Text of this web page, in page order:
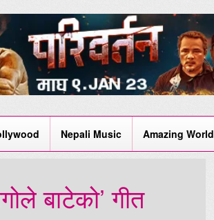
Nepali Music Amazing World
बाटेको’ गीत